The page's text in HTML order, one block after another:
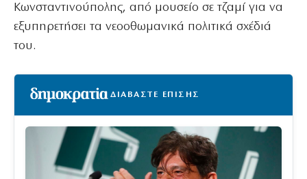
Κωνσταντινούπολης, από μουσείο σε τζαμί για να
εξυπηρετήσει τα νεοοθωμανικά πολιτικά σχέδιά
του.
ΔΙΑΒΑΣΤΕ ΕΠΙΣΗΣ